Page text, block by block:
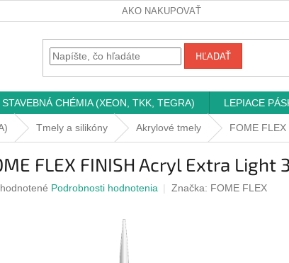
AKO NAKUPOVAŤ
HĽADAŤ
STAVEBNÁ CHÉMIA (XEON, TKK, TEGRA) LEPIACE
Tmely a silikóny Akrylové tmely FOME
FLEX FINISH Acryl Extra Light
Podrobnosti hodnotenia Značka: FOME FLEX